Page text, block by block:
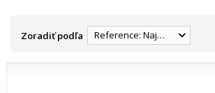
Zoradiť podľa Reference: Najnižšia